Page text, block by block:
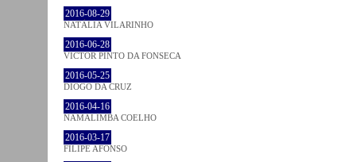
2016-08-29
NATÁLIA VILARINHO
2016-06-28
VICTOR PINTO DA FONSECA
2016-05-25
DIOGO DA CRUZ
2016-04-16
NAMALIMBA COELHO
2016-03-17
FILIPE AFONSO